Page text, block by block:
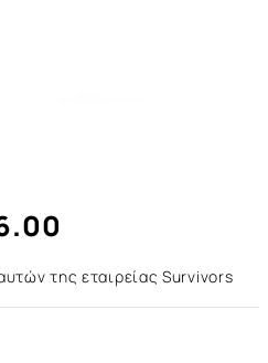
της εταιρείας Survivors